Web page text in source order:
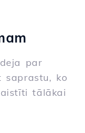
par
saprastu, ko
tālākai